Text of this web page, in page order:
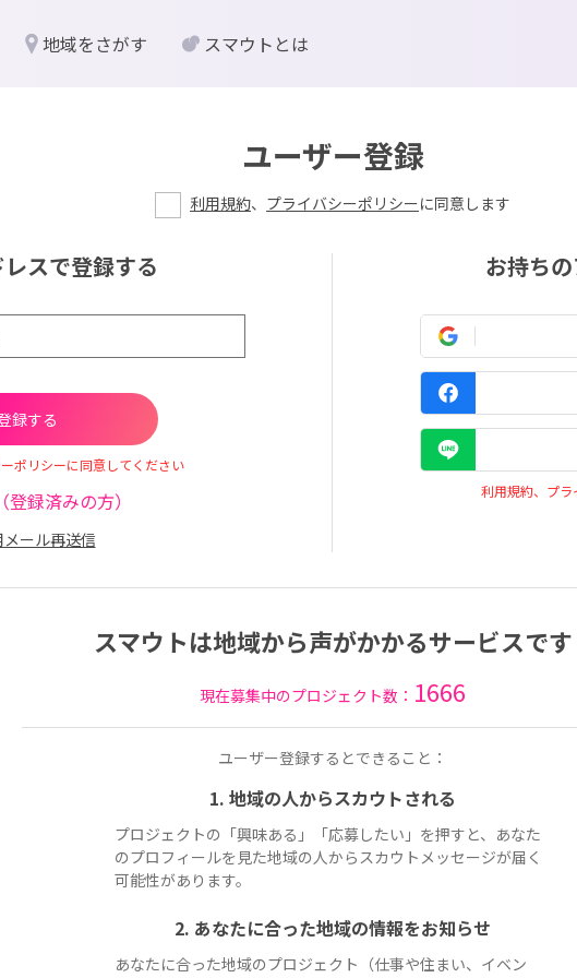
ユーザー登録
利用規約、 プライバシーポリシーに同意します
スで登録する
ポリシーに同意してください
録済みの方）
メール再送信
お持ち
利用規約、プ
スマウトは地域から声がかかるサービスです
現在募集中のプロジェクト数： 1666
ユーザー登録するとできること：
1. 地域の人からスカウトされる
プロジェクトの「興味ある」「応募したい」を押すと、あなた
のプロフィールを見た地域の人からスカウトメッセージが届く
可能性があります。
2. あなたに合った地域の情報をお知らせ
あなたに合った地域のプロジェクト（仕事や住まい、イベン
地域をさがす スマウトとは